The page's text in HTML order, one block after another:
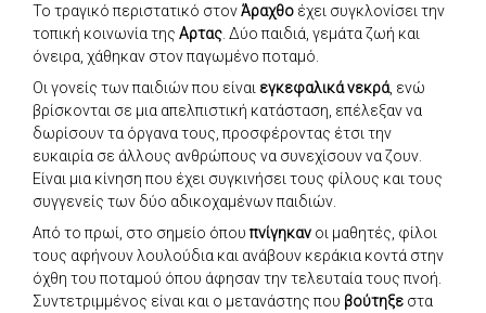
Το τραγικό περιστατικό στονΆραχθο έχει συγκλονίσει την
τοπική κοινωνία της Αρτας . Δύο παιδιά, γεμάτα ζωή και
όνειρα, χάθηκαν στον παγωμένο ποταμό.
Οι γονείς των παιδιών που είναι εγκεφαλικά νεκρά, ενώ
βρίσκονται σε μια απελπιστική κατάσταση, επέλεξαν να
δωρίσουν τα όργανα τους, προσφέροντας έτσι την
ευκαιρία σε άλλους ανθρώπους να συνεχίσουν να ζουν.
Είναι μια κίνηση που έχει συγκινήσει τους φίλους και τους
συγγενείς των δύο αδικοχαμένων παιδιών.
Από το πρωί, στο σημείο όπουπνίγηκαν οι μαθητές, φίλοι
τους αφήνουν λουλούδια και ανάβουν κεράκια κοντά στην
όχθη του ποταμού όπου άφησαν την τελευταία τους πνοή.
Συντετριμμένος είναι και ο μετανάστης που βούτηξε στα